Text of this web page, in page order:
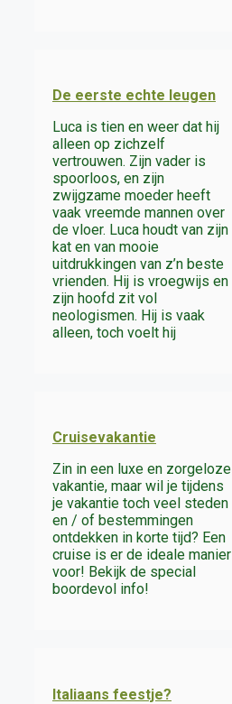
De eerste echte leugen
Luca is tien en weer dat hij
alleen op zichzelf
vertrouwen. Zijn vader is
spoorloos, en zijn
zwijgzame moeder heeft
vaak vreemde mannen over
de vloer. Luca houdt van zijn
kat en van mooie
uitdrukkingen van z’n beste
vrienden. Hij is vroegwijs en
zijn hoofd zit vol
neologismen. Hij is vaak
alleen, toch voelt hij
Cruisevakantie
Zin in een luxe en zorgeloze
vakantie, maar wil je tijdens
je vakantie toch veel steden
en / of bestemmingen
ontdekken in korte tijd? Een
cruise is er de ideale manier
voor! Bekijk de special
boordevol info!
Italiaans feestje?